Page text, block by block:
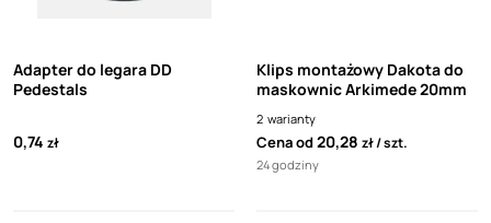
Adapter do legara DD
Pedestals
0,74 zł
Klips montażowy Dakota do
maskownic Arkimede 20mm
2 warianty
Cena od20,28 zł szt.
24 godziny